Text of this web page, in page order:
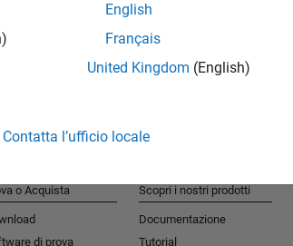
English
Français
United Kingdom (English)
Contatta l’ufficio locale
o Acquista
di prova
Scopri i nostri prodotti
Documentazione
Tutorial